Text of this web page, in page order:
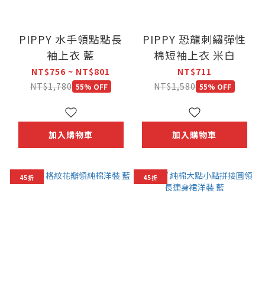
PIPPY 水手領點點長
袖上衣 藍
NT$756 ~ NT$801
NT$1,780 55% OFF
加入購物車
PIPPY 恐龍刺繡彈性
棉短袖上衣 米白
NT$711
NT$1,580 55% OFF
加入購物車
45折 45折